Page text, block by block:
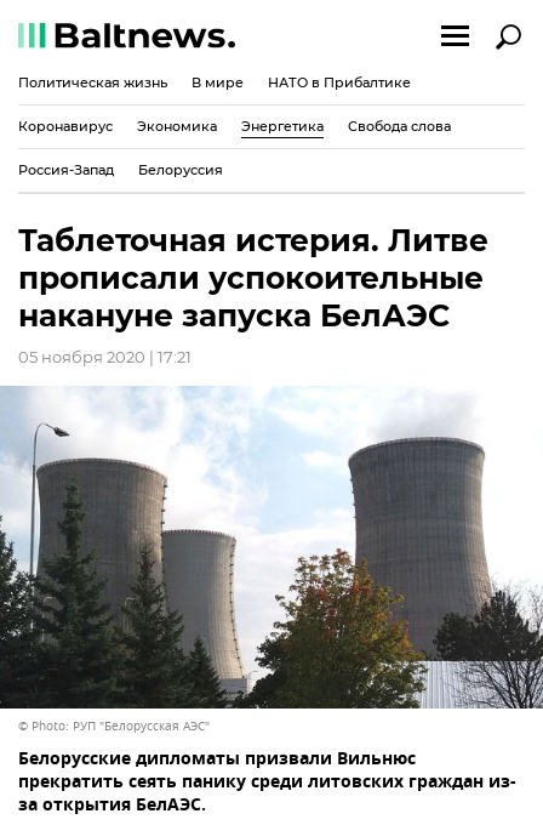
Политическая жизнь В мире НАТО в Прибалтике
Коронавирус Экономика Энергетика Свобода слова
Россия-Запад Белоруссия
Таблеточная истерия. Литве
прописали успокоительные
накануне запуска БелАЭС
05 ноября 2020 | 17:21
© Photo: РУП "Белорусская АЭС"
Белорусские дипломаты призвали Вильнюс
прекратить сеять панику среди литовских граждан из-
за открытия БелАЭС.